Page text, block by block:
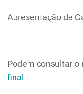
Apresentação de
Podem consultar o
final